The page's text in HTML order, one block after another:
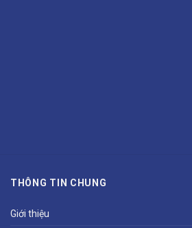
THÔNG TIN CHUNG
Giới thiệu